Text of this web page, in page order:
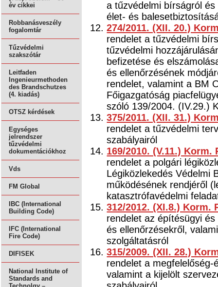
év cikkei
Robbanásveszély
fogalomtár
Tűzvédelmi
szakszótár
Leitfaden
Ingenieurmethoden
des Brandschutzes
(4. kiadás)
OTSZ kérdések
Egységes
jelrendszer
tűzvédelmi
dokumentációkhoz
Vds
FM Global
IBC (International
Building Code)
IFC (International
Fire Code)
DIFISEK
National Institute of
Standards and
a tűzvédelmi bírságról
élet- és
274/2011. (XII. 20.)
rendelet a tűzvédelmi
tűzvédelmi
befizetése és
és ellenőrzésének
rendelet, valamint a BM
Főigazgatóság
szóló 139/2004. (IV.29.)
375/2011. (XII. 31.)
rendelet a tűzvédelmi
szabályairól
169/2010. (V.11.) Korm.
rendelet a polgári
Légiközlekedés Védelmi
működésének rendjéről
katasztrófavédelmi
312/2012. (XI.8.) Korm.
rendelet az építésügyi
és ellenőrzésekről,
szolgáltatásról
315/2009. (XII. 28.)
rendelet a
valamint a kijelölt